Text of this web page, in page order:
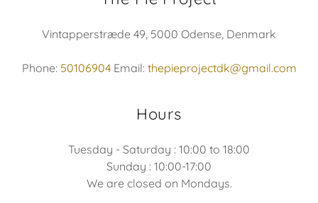
Vintapperstræde 49, 5000 Odense, Denmark
Phone: 50106904Email: thepieprojectdk@gmail.com
Hours
Tuesday - Saturday : 10:00 to 18:00
Sunday : 10:00-17:00
We are closed on Mondays.